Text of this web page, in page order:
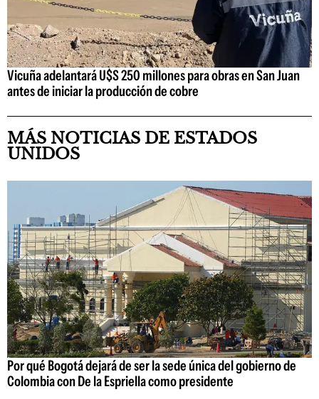
Vicuña adelantará U$S 250 millones para obras en San Juan
antes de iniciar la producción de cobre
MÁS NOTICIAS DE ESTADOS
UNIDOS
Por qué Bogotá dejará de ser la sede única del gobierno de
Colombia con De la Espriella como presidente